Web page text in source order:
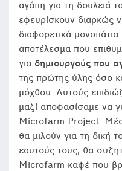
αγάπη για τη δουλειά
εφευρίσκουν διαρκώς
διαφορετικά
αποτέλεσμα που
για δημιουργούς που
της πρώτης ύλης όσο
μόχθου. Αυτούς
μαζί αποφασίσαμε να
Microfarm Project.
θα μιλούν για τη δική
εαυτούς τους, θα
Microfarm καφέ που